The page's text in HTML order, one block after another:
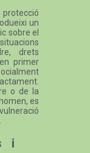
un
sobre el
drets
primer
o de la
es
i